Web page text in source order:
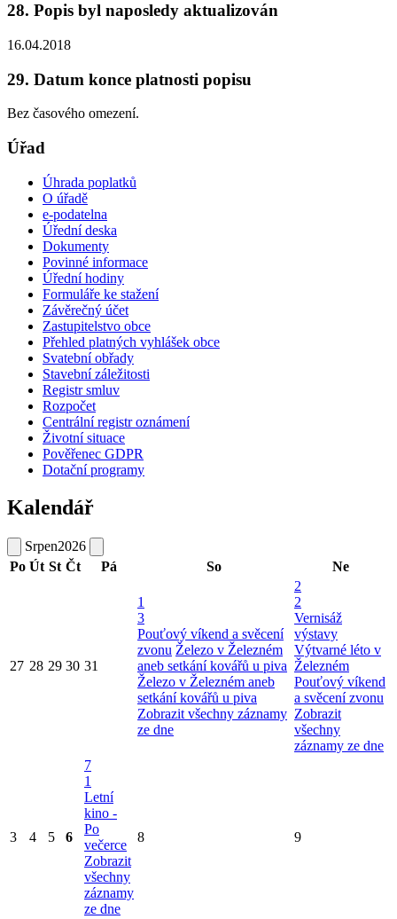
28. Popis byl naposledy aktualizován
16.04.2018
29. Datum konce platnosti popisu
Bez časového omezení.
Úřad
Úhrada poplatků
O úřadě
e-podatelna
Úřední deska
Dokumenty
Povinné informace
Úřední hodiny
Formuláře ke stažení
Závěrečný účet
Zastupitelstvo obce
Přehled platných vyhlášek obce
Svatební obřady
Stavební záležitosti
Registr smluv
Rozpočet
Centrální registr oznámení
Životní situace
Pověřenec GDPR
Dotační programy
Kalendář
Srpen2026
Po Út St Čt Pá So Ne
27 28 29 30 31
1
3
Pouťový víkend a svěcení
zvonu Železo v Železném
aneb setkání kovářů u piva
Železo v Železném aneb
setkání kovářů u piva
Zobrazit všechny záznamy
ze dne
2
2
Vernisáž
výstavy
Výtvarné léto v
Železném
Pouťový víkend
a svěcení zvonu
Zobrazit
všechny
záznamy ze dne
3 4 5 6
7
1
Letní
kino -
Po
večerce
Zobrazit
všechny
záznamy
ze dne
8 9